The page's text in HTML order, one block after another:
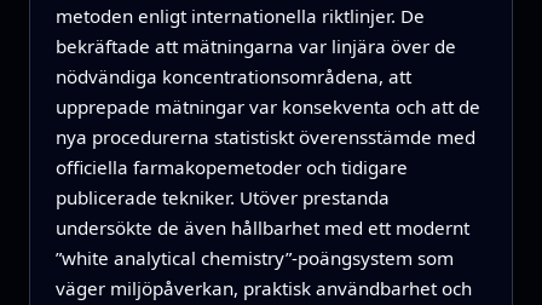
metoden enligt internationella riktlinjer. De
bekräftade att mätningarna var linjära över de
nödvändiga koncentrationsområdena, att
upprepade mätningar var konsekventa och att de
nya procedurerna statistiskt överensstämde med
officiella farmakopemetoder och tidigare
publicerade tekniker. Utöver prestanda
undersökte de även hållbarhet med ett modernt
”white analytical chemistry”-poängsystem som
väger miljöpåverkan, praktisk användbarhet och